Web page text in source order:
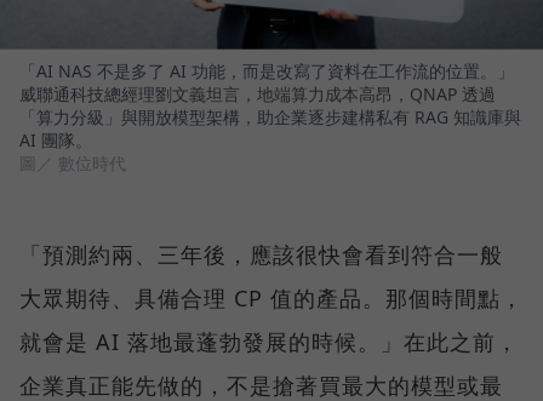
「AI NAS 不是多了 AI 功能，而是改寫了資料在工作流的位置。」
威聯通科技總經理劉文義坦言，地端算力成本高昂，QNAP 透過
「算力分級」與開放模型架構，助企業逐步建構私有 RAG 知識庫與
AI 團隊。
圖／ 數位時代
「預測約兩、三年後，應該很快會看到符合一般
大眾期待、具備合理 CP 值的產品。那個時間點，
就會是 AI 落地最蓬勃發展的時候。」在此之前，
企業真正能先做的，不是搶著買最大的模型或最